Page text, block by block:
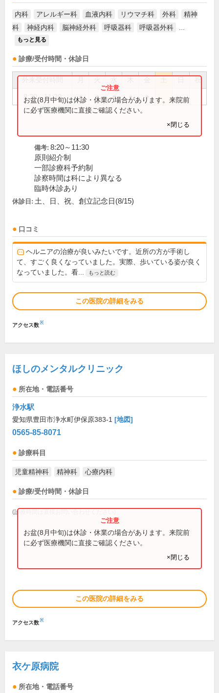
内科 アレルギー科 血液内科 リウマチ科 外科
精神
科
神経内科 脳神経外科 呼吸器科 呼吸器外科
もっと見る
診療/受付時間・休診日
祝
8:20～11:30 ● ● ● ● ●
お盆(8月中旬)は休診・休業の場合があります。来院前
に必ず医療機関に直接ご確認ください。
×閉じる
備考: 8:20～11:30
原則紹介制
一部診療科予約制
診察時間は科により異なる
臨時休診あり
休診日: 土、日、祝、創立記念日(8/15)
口コミ
ヘルニアの治療が良いみたいです。近所の方が手術し
て、すごく良くなっていました。実際、歩いている姿が良く
なっていました。看...
もっと読む
この医院の詳細をみる
アクセス数※
ほしのメンタルクリニック
所在地・電話番号
浄水駅
愛知県豊田市浄水町伊保原383-1 [地図]
0565-85-8071
診療科目
児童精神科 精神科 心療内科
診療/受付時間・休診日
(診療時間は直接お問い合わせください)
お盆(8月中旬)は休診・休業の場合があります。来院前
に必ず医療機関に直接ご確認ください。
×閉じる
この医院の詳細をみる
アクセス数※
衣ケ原病院
所在地・電話番号